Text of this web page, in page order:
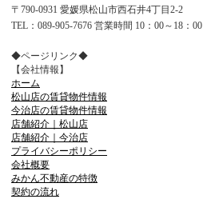
〒790-0931 愛媛県松山市西石井4丁目2-2
TEL：089-905-7676 営業時間 10：00～18：00
◆ページリンク◆
【会社情報】
ホーム
松山店の賃貸物件情報
今治店の賃貸物件情報
店舗紹介｜松山店
店舗紹介｜今治店
プライバシーポリシー
会社概要
みかん不動産の特徴
契約の流れ